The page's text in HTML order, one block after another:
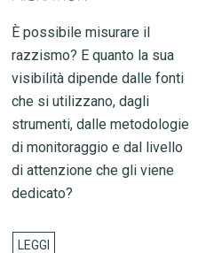
È possibile misurare il
razzismo? E quanto la sua
visibilità dipende dalle fonti
che si utilizzano, dagli
strumenti, dalle metodologie
di monitoraggio e dal livello
di attenzione che gli viene
dedicato?